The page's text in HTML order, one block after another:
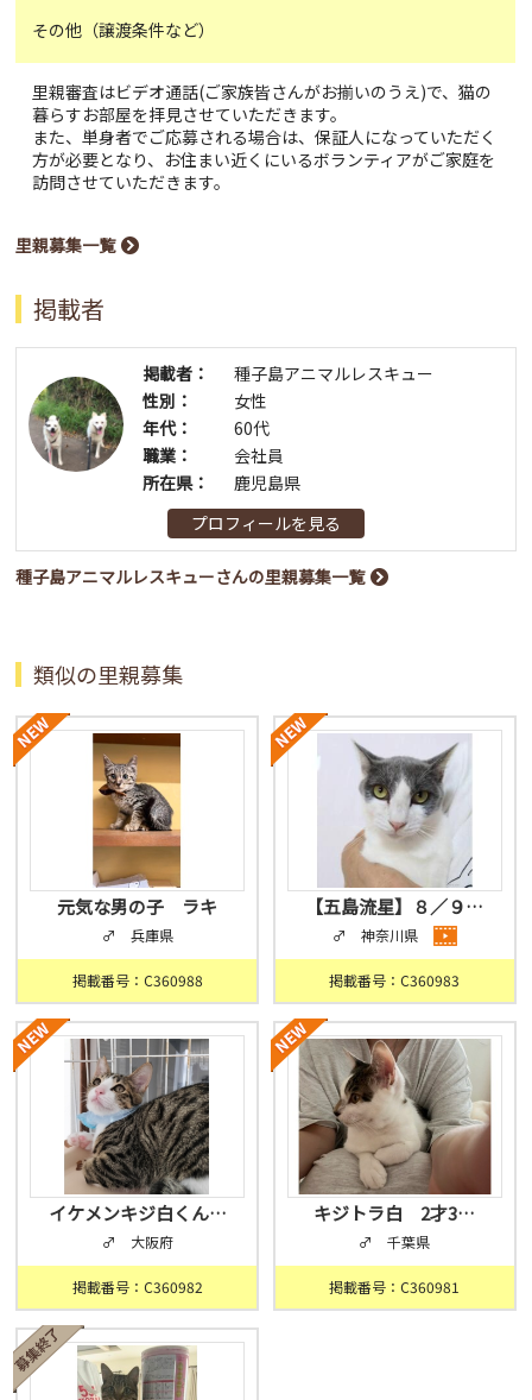
その他（譲渡条件など）
里親審査はビデオ通話(ご家族皆さんがお揃いのうえ)で、猫の
暮らすお部屋を拝見させていただきます。
また、単身者でご応募される場合は、保証人になっていただく
方が必要となり、お住まい近くにいるボランティアがご家庭を
訪問させていただきます。
里親募集一覧
掲載者
掲載者：
種子島アニマルレスキュー
性別：
女性
年代：
60代
職業：
会社員
所在県：
鹿児島県
プロフィールを見る
種子島アニマルレスキューさんの里親募集一覧
類似の里親募集
元気な男の子 ラキ
♂ 兵庫県
掲載番号：C360988
【五島流星】８／９…
♂ 神奈川県
掲載番号：C360983
イケメンキジ白くん…
♂ 大阪府
掲載番号：C360982
キジトラ白 2才3…
♂ 千葉県
掲載番号：C360981